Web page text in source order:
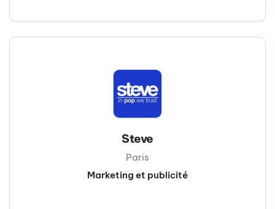
Steve
Paris
Marketing et publicité